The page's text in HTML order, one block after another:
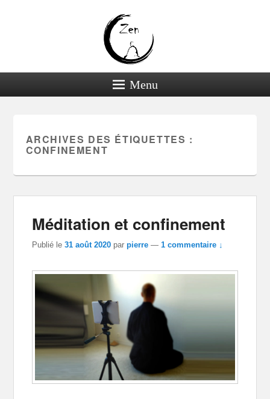
Menu
ARCHIVES DES ÉTIQUETTES :
CONFINEMENT
Méditation et confinement
Publié le31 août 2020 parpierre —1 commentaire ↓